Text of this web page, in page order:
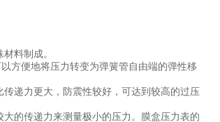
料制成。
方便地将压力转变为弹簧管自由端的弹性移
递力更大，防震性较好，可达到较高的过压
的传递力来测量极小的压力。膜盒压力表的